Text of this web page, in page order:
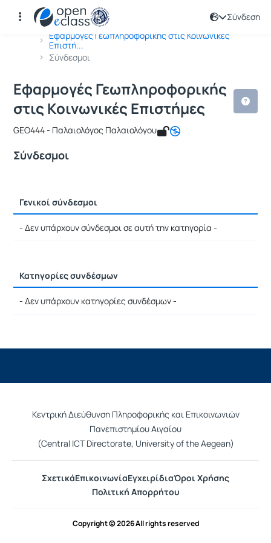
Σύνδεση
Αρχική Σελίδα
Εφαρμογές Γεωπληροφορικής στις Κοινωνικές
Επιστή...
Σύνδεσμοι
Μάθημα : Εφαρμογές
Κωδικός : GEO213
Εφαρμογές Γεωπληροφορικής
στις Κοινωνικές Επιστήμες
GEO444 - Παλαιολόγος Παλαιολόγου
Σύνδεσμοι
Γενικοί σύνδεσμοι
Ρυθμίσεις επιλογής / Αποτελέσματα
- Δεν υπάρχουν σύνδεσμοι σε αυτή την κατηγορία -
Κατηγορίες συνδέσμων
Ρυθμίσεις επιλογής / Αποτελέσματα
- Δεν υπάρχουν κατηγορίες συνδέσμων -
Κεντρική Διεύθυνση Πληροφορικής και Επικοινωνιών
Πανεπιστημίου Αιγαίου
(Central ICT Directorate, University of the Aegean)
ΣχετικάΕπικοινωνίαΕγχειρίδιαΌροι Χρήσης
Πολιτική Απορρήτου
Copyright © 2026 All rights reserved